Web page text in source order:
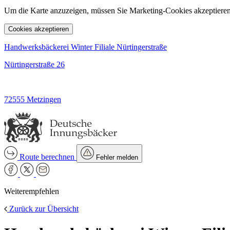
Um die Karte anzuzeigen, müssen Sie Marketing-Cookies
Cookies akzeptieren
Handwerksbäckerei Winter Filiale Nürtingerstraße
Nürtingerstraße 26
72555 Metzingen
Route berechnen Fehler melden
Weiterempfehlen
Zurück zur Übersicht